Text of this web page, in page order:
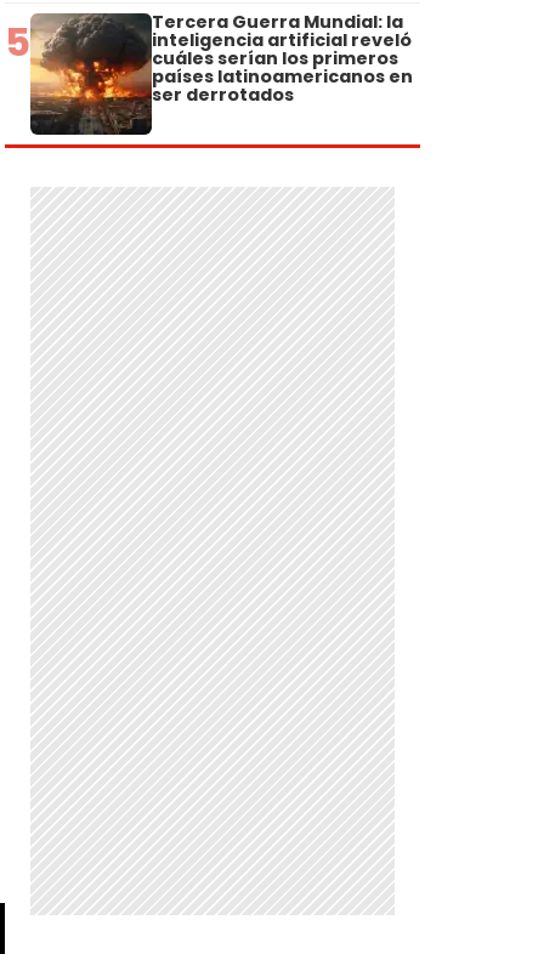
5 Tercera Guerra Mundial: la
inteligencia artificial reveló
cuáles serían los primeros
países latinoamericanos en
ser derrotados